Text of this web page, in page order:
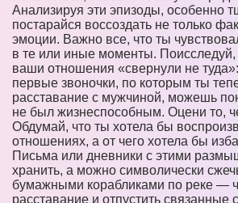
Анализируя эти эпизоды, особенно
постарайся воссоздать не только
эмоции. Важно все, что ты
в те или иные моменты. Поисследуй,
ваши отношения «свернули не
первые звоночки, по которым ты
расставание с мужчиной, можешь
не был жизнеспособным. Оцени то,
Обдумай, что ты хотела бы
отношениях, а от чего хотела бы
Письма или дневники с этими
хранить, а можно символически
бумажными корабликами по реке —
расставание и отпустить связанные